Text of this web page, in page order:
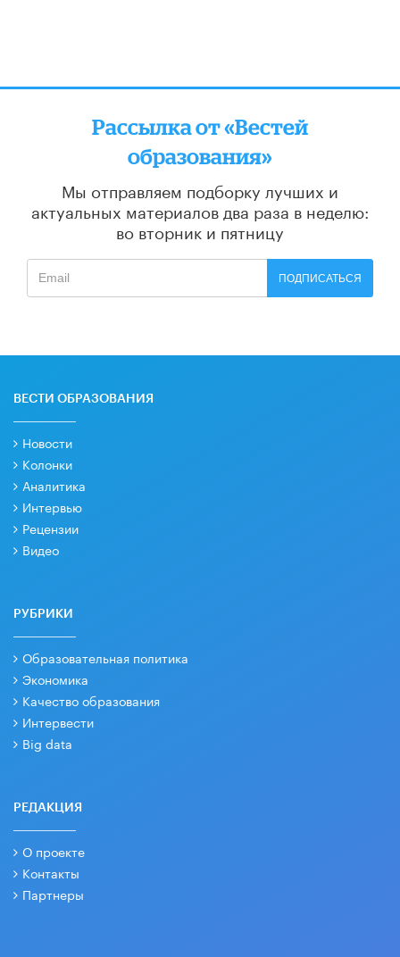
Рассылка от «Вестей
образования»
Мы отправляем подборку лучших и
актуальных материалов два раза в неделю:
во вторник и пятницу
ПОДПИСАТЬСЯ
ВЕСТИ ОБРАЗОВАНИЯ
Новости
Колонки
Аналитика
Интервью
Рецензии
Видео
РУБРИКИ
Образовательная политика
Экономика
Качество образования
Интервести
Big data
РЕДАКЦИЯ
О проекте
Контакты
Партнеры